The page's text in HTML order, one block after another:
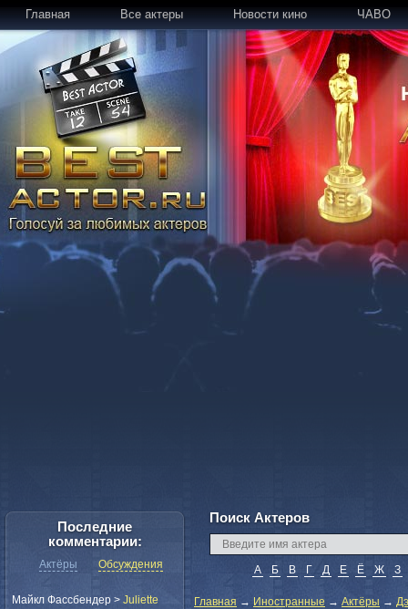
Главная Все актеры Новости кино ЧАВО
Поиск Актеров
А Б В Г Д Е Ё Ж З
Главная → Иностранные → Актёры →
Последние
комментарии:
Актёры Обсуждения
Майкл Фассбендер > Juliette